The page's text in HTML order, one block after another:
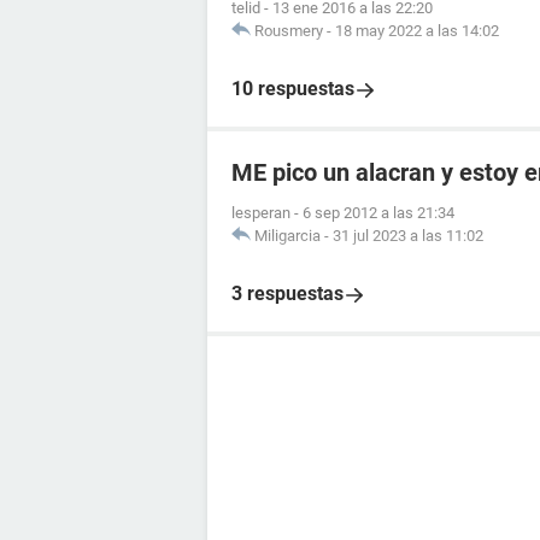
telid - 13 ene 2016 a las 22:20
Rousmery - 18 may 2022 a las 14:02
10 respuestas
ME pico un alacran y estoy
lesperan - 6 sep 2012 a las 21:34
Miligarcia - 31 jul 2023 a las 11:02
3 respuestas